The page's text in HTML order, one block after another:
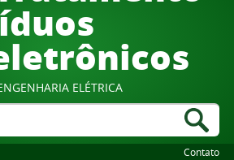
Canais
ELÉTRICA
Contato